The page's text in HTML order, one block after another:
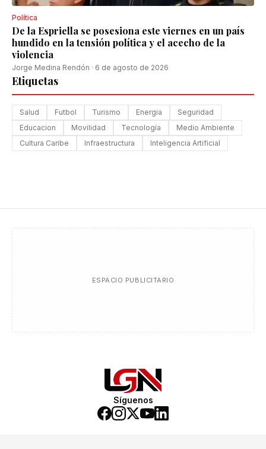
Política
De la Espriella se posesiona este viernes en un país
hundido en la tensión política y el acecho de la
violencia
Jorge Medina Rendón · 6 de agosto de 2026
Etiquetas
Salud Futbol Turismo Energia
Seguridad
Educacion
Movilidad Tecnología
Medio Ambiente
Cultura Caribe
Infraestructura Inteligencia Artificial
ESPACIO PUBLICITARIO
Síguenos